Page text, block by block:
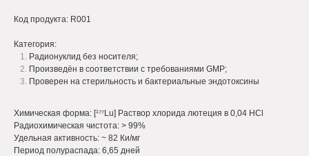
Код продукта: R001
Категория:
Радионуклид без носителя;
Произведён в соответствии с требованиями GMP;
Проверен на стерильность и бактериальные эндотоксины
Химическая форма: [¹⁷⁷Lu] Раствор хлорида лютеция в 0,04 HCl
Радиохимическая чистота: > 99%
Удельная активность: ~ 82 Ки/мг
Период полураспада: 6,65 дней